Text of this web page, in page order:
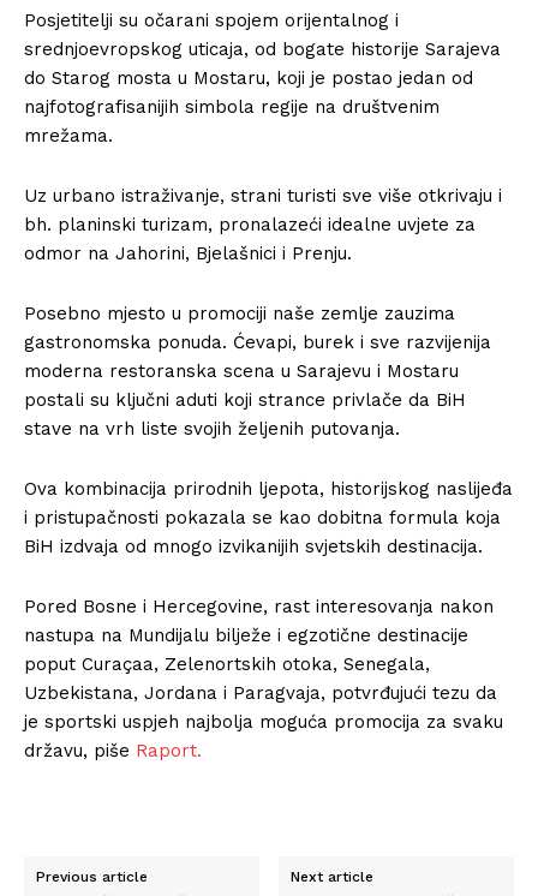
Posjetitelji su očarani spojem orijentalnog i
srednjoevropskog uticaja, od bogate historije Sarajeva
do Starog mosta u Mostaru, koji je postao jedan od
najfotografisanijih simbola regije na društvenim
mrežama.
Uz urbano istraživanje, strani turisti sve više otkrivaju i
bh. planinski turizam, pronalazeći idealne uvjete za
odmor na Jahorini, Bjelašnici i Prenju.
Posebno mjesto u promociji naše zemlje zauzima
gastronomska ponuda. Ćevapi, burek i sve razvijenija
moderna restoranska scena u Sarajevu i Mostaru
postali su ključni aduti koji strance privlače da BiH
stave na vrh liste svojih željenih putovanja.
Ova kombinacija prirodnih ljepota, historijskog naslijeđa
i pristupačnosti pokazala se kao dobitna formula koja
BiH izdvaja od mnogo izvikanijih svjetskih destinacija.
Pored Bosne i Hercegovine, rast interesovanja nakon
nastupa na Mundijalu bilježe i egzotične destinacije
poput Curaçaa, Zelenortskih otoka, Senegala,
Uzbekistana, Jordana i Paragvaja, potvrđujući tezu da
je sportski uspjeh najbolja moguća promocija za svaku
državu, piše Raport.
Previous article Next article